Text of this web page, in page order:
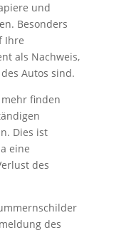
und
Besonders
Ihre
als Nachweis,
Autos sind.
finden
Dies ist
eine
des
des